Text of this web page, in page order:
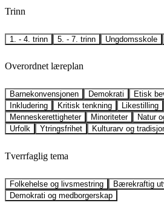
Trinn
1. - 4. trinn 5. - 7. trinn Ungdomsskole
Overordnet læreplan
Barnekonvensjonen Demokrati Etisk
Inkludering
Kritisk tenkning Likestilling
Menneskerettigheter
Minoriteter Natur
Urfolk
Ytringsfrihet Kulturarv og
Tverrfaglig tema
Folkehelse og livsmestring
Bærekraftig
Demokrati og medborgerskap